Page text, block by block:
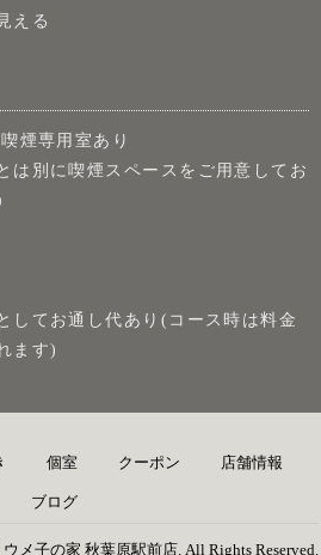
える
煙専用室あり
は別に喫煙スペースをご用意してお
してお通し代あり(コース時は料金
ます)
個室 クーポン 店舗情報
ブログ
メ子の家 秋葉原駅前店. All Rights Reserved.